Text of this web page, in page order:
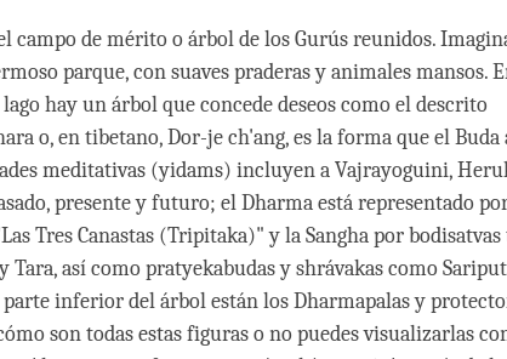
campo de mérito o árbol de los Gurús reunidos.
parque, con suaves praderas y animales mansos.
hay un árbol que concede deseos como el descrito
o, en tibetano, Dor-je ch'ang, es la forma que el Buda
meditativas (yidams) incluyen a Vajrayoguini,
presente y futuro; el Dharma está representado
Tres Canastas (Tripitaka)" y la Sangha por bodisatvas
Tara, así como pratyekabudas y shrávakas como
parte inferior del árbol están los Dharmapalas y
son todas estas figuras o no puedes visualizarlas